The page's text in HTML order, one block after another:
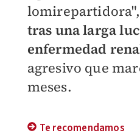
tras una larga
enfermedad
agresivo que
meses.
Te recomendamos